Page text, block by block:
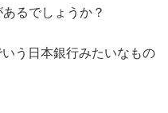
るでしょうか？
う日本銀行みたいなもの